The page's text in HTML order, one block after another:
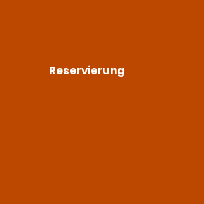
Reservierung